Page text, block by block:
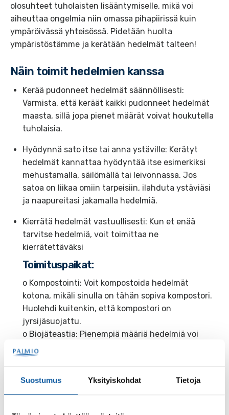
Suostumus Yksityiskohdat Tietoja
olosuhteet tuholaisten lisääntymiselle, mikä voi
aiheuttaa ongelmia niin omassa pihapiirissä kuin
ympäröivässä yhteisössä. Pidetään huolta
ympäristöstämme ja kerätään hedelmät talteen!
Näin toimit hedelmien kanssa
Kerää pudonneet hedelmät säännöllisesti:
Varmista, että keräät kaikki pudonneet hedelmät
maasta, sillä jopa pienet määrät voivat houkutella
tuholaisia.
Hyödynnä sato itse tai anna ystäville: Kerätyt
hedelmät kannattaa hyödyntää itse esimerkiksi
mehustamalla, säilömällä tai leivonnassa. Jos
satoa on liikaa omiin tarpeisiin, ilahduta ystäviäsi
ja naapureitasi jakamalla hedelmiä.
Kierrätä hedelmät vastuullisesti: Kun et enää
tarvitse hedelmiä, voit toimittaa ne
kierrätettäväksi
Toimituspaikat:
o Kompostointi: Voit kompostoida hedelmät
kotona, mikäli sinulla on tähän sopiva kompostori.
Huolehdi kuitenkin, että kompostori on
jyrsijäsuojattu.
o Biojäteastia: Pienempiä määriä hedelmiä voi
laittaa myös biojäteastiaan, mikäli sellainen on
käytössä.
Omenat, luumut ja muut hedelmät voi viedä viime
kädessä Paimion lajitteluasemalle, jossa ne